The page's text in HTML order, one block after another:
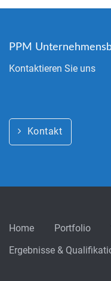
PPM
Kontaktieren Sie uns
Kontakt
Home Portfolio
Ergebnisse &